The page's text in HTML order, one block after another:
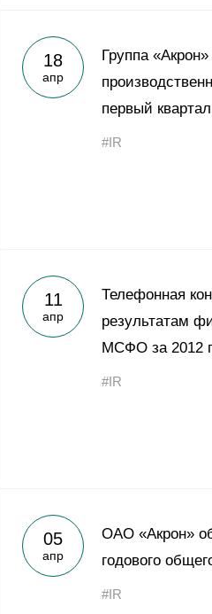
18
апр
Группа
первый
#IR
11
апр
Телефонная
результатам
МСФО за 2012
#IR
05
апр
ОАО «Акрон»
годового
#IR